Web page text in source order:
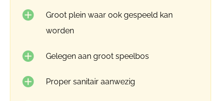
Groot plein waar ook gespeeld kan
worden
Gelegen aan groot speelbos
Proper sanitair aanwezig